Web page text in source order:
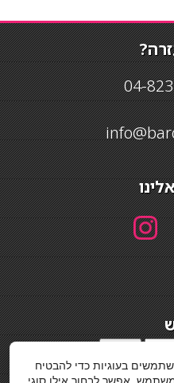
בעוגיות כדי להבטיח